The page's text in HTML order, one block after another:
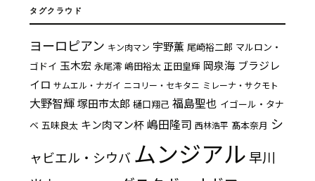
タグクラウド
ヨーロピアン キン肉マン 宇野薫 尾崎裕二郎 マルロン・
ゴドイ 玉木宏 永尾澪 嶋田裕太 正田皇輝 岡泉海 ブラジレ
イロ サムエル・ナガイ ニコリー・セキタニ ミレーナ・サクモト
大野智輝塚田市太郎 樋口翔己 福島聖也 イゴール・タナ
ベ 五味良太 キン肉マン杯嶋田隆司 西林浩平 髙本奈月 シ
ャビエル・シウバ ムンジアル早川